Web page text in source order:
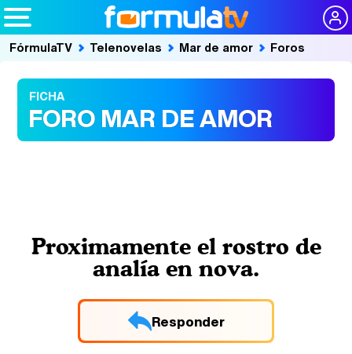
FórmulaTV Telenovelas Mar de amor Foros
FICHA
FORO MAR DE AMOR
Proximamente el rostro de
analía en nova.
Responder